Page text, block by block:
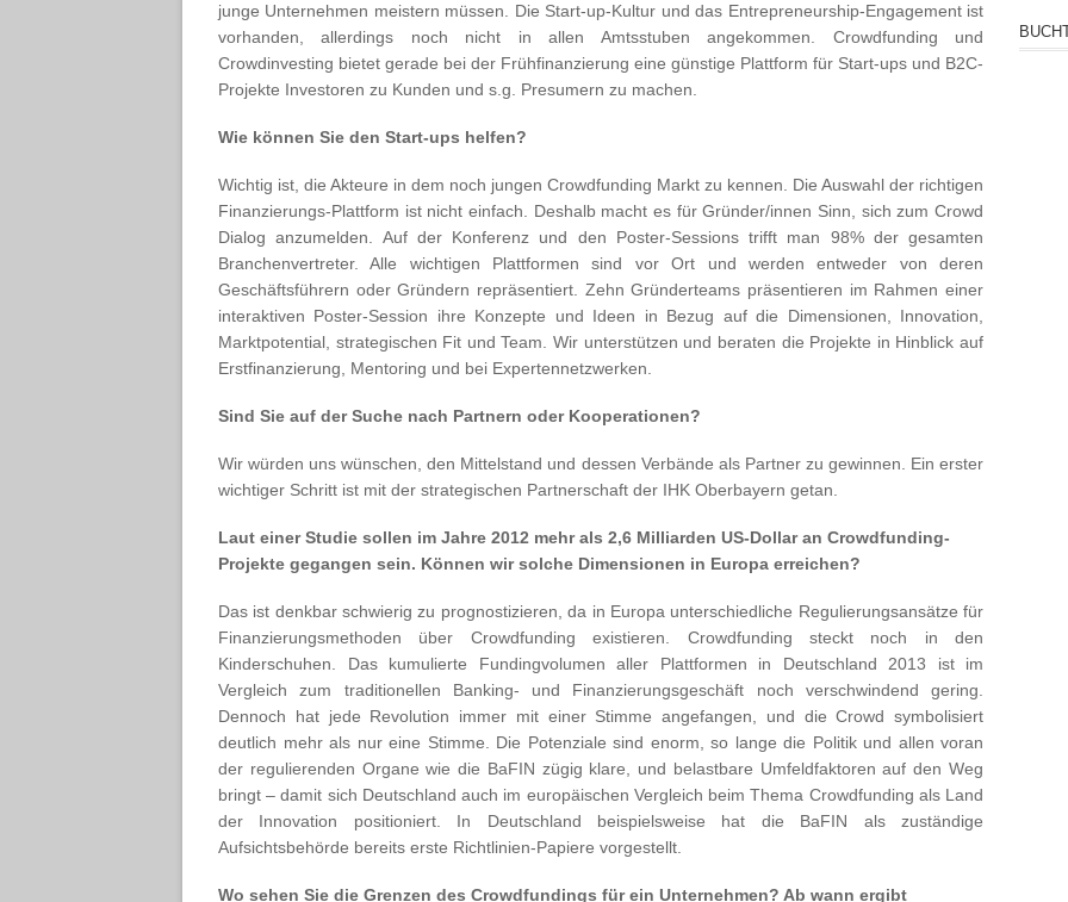
junge Unternehmen meistern müssen. Die Start-up-Kultur und das Entrepreneurship-Engagement ist
vorhanden, allerdings noch nicht in allen Amtsstuben angekommen. Crowdfunding und
Crowdinvesting bietet gerade bei der Frühfinanzierung eine günstige Plattform für Start-ups und B2C-
Projekte Investoren zu Kunden und s.g. Presumern zu machen.
Wie können Sie den Start-ups helfen?
Wichtig ist, die Akteure in dem noch jungen Crowdfunding Markt zu kennen. Die Auswahl der richtigen
Finanzierungs-Plattform ist nicht einfach. Deshalb macht es für Gründer/innen Sinn, sich zum Crowd
Dialog anzumelden. Auf der Konferenz und den Poster-Sessions trifft man 98% der gesamten
Branchenvertreter. Alle wichtigen Plattformen sind vor Ort und werden entweder von deren
Geschäftsführern oder Gründern repräsentiert. Zehn Gründerteams präsentieren im Rahmen einer
interaktiven Poster-Session ihre Konzepte und Ideen in Bezug auf die Dimensionen, Innovation,
Marktpotential, strategischen Fit und Team. Wir unterstützen und beraten die Projekte in Hinblick auf
Erstfinanzierung, Mentoring und bei Expertennetzwerken.
Sind Sie auf der Suche nach Partnern oder Kooperationen?
Wir würden uns wünschen, den Mittelstand und dessen Verbände als Partner zu gewinnen. Ein erster
wichtiger Schritt ist mit der strategischen Partnerschaft der IHK Oberbayern getan.
Laut einer Studie sollen im Jahre 2012 mehr als 2,6 Milliarden US-Dollar an Crowdfunding-
Projekte gegangen sein. Können wir solche Dimensionen in Europa erreichen?
Das ist denkbar schwierig zu prognostizieren, da in Europa unterschiedliche Regulierungsansätze für
Finanzierungsmethoden über Crowdfunding existieren. Crowdfunding steckt noch in den
Kinderschuhen. Das kumulierte Fundingvolumen aller Plattformen in Deutschland 2013 ist im
Vergleich zum traditionellen Banking- und Finanzierungsgeschäft noch verschwindend gering.
Dennoch hat jede Revolution immer mit einer Stimme angefangen, und die Crowd symbolisiert
deutlich mehr als nur eine Stimme. Die Potenziale sind enorm, so lange die Politik und allen voran
der regulierenden Organe wie die BaFIN zügig klare, und belastbare Umfeldfaktoren auf den Weg
bringt – damit sich Deutschland auch im europäischen Vergleich beim Thema Crowdfunding als Land
der Innovation positioniert. In Deutschland beispielsweise hat die BaFIN als zuständige
Aufsichtsbehörde bereits erste Richtlinien-Papiere vorgestellt.
Wo sehen Sie die Grenzen des Crowdfundings für ein Unternehmen? Ab wann ergibt